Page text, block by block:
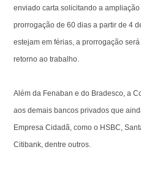
enviado carta solicitando a
prorrogação de 60 dias a partir de 4
estejam em férias, a prorrogação
retorno ao trabalho.
Além da Fenaban e do Bradesco, a
aos demais bancos privados que
Empresa Cidadã, como o HSBC,
Citibank, dentre outros.